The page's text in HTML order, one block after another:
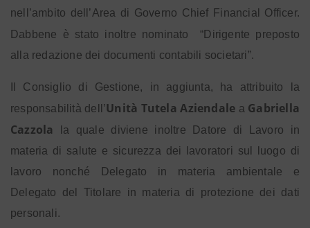
nell’ambito dell’Area di Governo Chief Financial Officer.
Dabbene è stato inoltre nominato
“Dirigente preposto
alla redazione dei documenti contabili societari”.
Il Consiglio di Gestione, in aggiunta, ha attribuito la
responsabilità dell’Unità Tutela Aziendale a Gabriella
Cazzola
la quale diviene inoltre Datore di Lavoro in
materia di salute e sicurezza dei lavoratori sul luogo di
lavoro nonché Delegato in materia ambientale e
Delegato del Titolare in materia di protezione dei dati
personali.